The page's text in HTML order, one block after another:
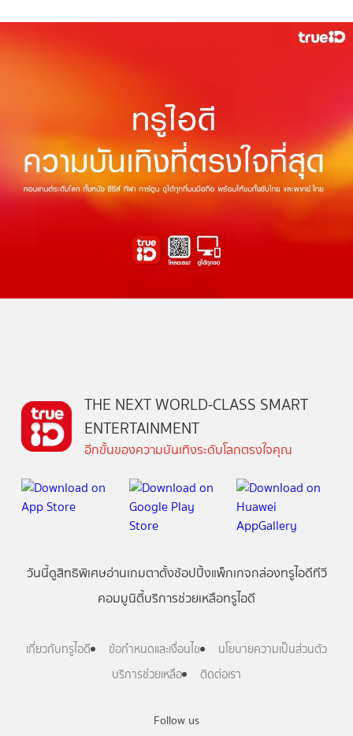
Follow us
THE NEXT WORLD-CLASS SMART
ENTERTAINMENT
อีกขั้นของความบันเทิงระดับโลกตรงใจคุณ
วันนี้ดูสิทธิพิเศษอ่านเกมตาตั้งช้อปปิ้งแพ็กเกจกล่องทรูไอดีทีวี
คอมมูนิตี้บริการช่วยเหลือทรูไอดี
เกี่ยวกับทรูไอดี ข้อกำหนดและเงื่อนไข
นโยบายความเป็นส่วนตัว
บริการช่วยเหลือ
ติดต่อเรา